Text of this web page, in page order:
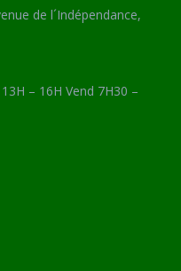
de l´Indépendance,
– 16H Vend 7H30 –